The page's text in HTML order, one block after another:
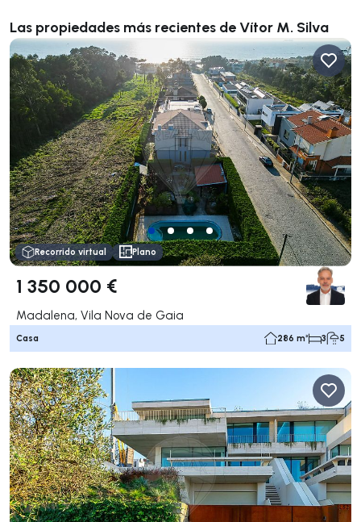
Las propiedades más recientes de Vítor M. Silva
Recorrido virtual Plano
1 350 000 €
Madalena, Vila Nova de Gaia
Casa 286 m² 3 5